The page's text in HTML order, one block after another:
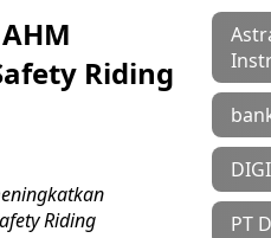
Riding
Riding
PT